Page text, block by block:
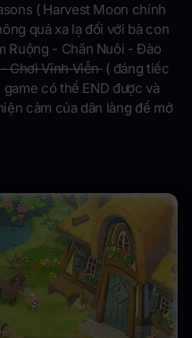
( Harvest Moon chính
quá xa lạ đối với bà con
Ruộng - Chăn Nuôi - Đào
Chơi Vĩnh Viễn( đáng tiếc
có thể END được và
cảm của dân làng để mở